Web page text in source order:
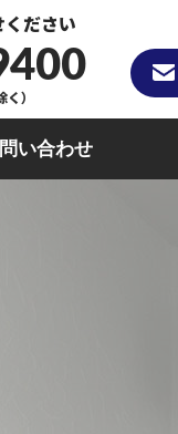
ださい
）
い合わせ